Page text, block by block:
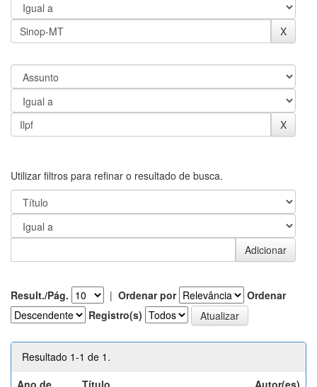
Utilizar filtros para refinar o resultado de busca.
Result./Pág. | Ordenar por
Ordenar
Registro(s)
Resultado 1-1 de 1.
Ano de
Título Autor(es)